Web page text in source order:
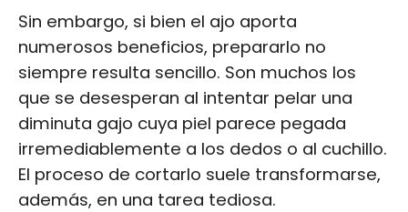
Sin embargo, si bien el ajo aporta
numerosos beneficios, prepararlo no
siempre resulta sencillo. Son muchos los
que se desesperan al intentar pelar una
diminuta gajo cuya piel parece pegada
irremediablemente a los dedos o al cuchillo.
El proceso de cortarlo suele transformarse,
además, en una tarea tediosa.